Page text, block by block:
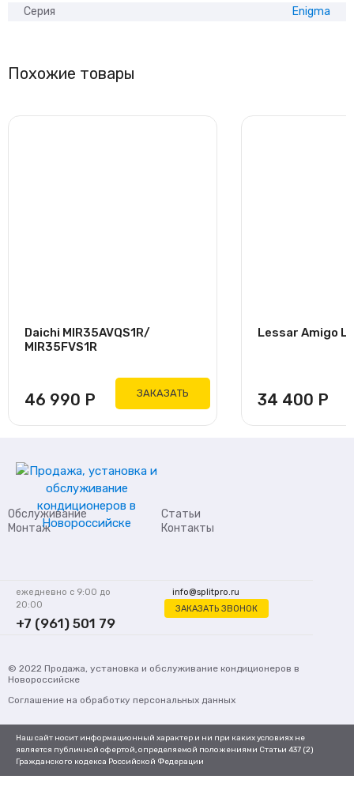
Серия
Enigma
Похожие товары
Daichi MIR35AVQS1R/
MIR35FVS1R
46 990 Р ЗАКАЗАТЬ
Lessar Amigo
34 400 Р
Обслуживание
Монтаж
Статьи
Контакты
info@splitpro.ru
ЗАКАЗАТЬ ЗВОНОК
ежедневно с 9:00 до
20:00
+7 (961) 501 79
© 2022 Продажа, установка и обслуживание кондиционеров в
Новороссийске
Соглашение на обработку персональных данных
Наш сайт носит информационный характер и ни при каких условиях не
является публичной офертой, определяемой положениями Статьи 437 (2)
Гражданского кодекса Российской Федерации